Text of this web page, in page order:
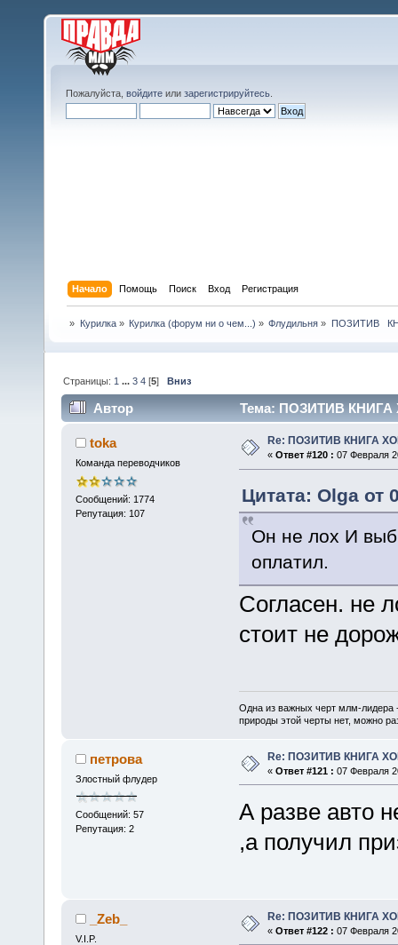
Пожалуйста, войдите или зарегистрируйтесь
Начало Помощь Поиск Вход Регистрация
» Курилка» Курилка (форум ни о чем...) » Флудильня » ПОЗИТИВ
Страницы: 1 ...3 4 [5]Вниз
Автор Тема: ПОЗИТИВ КНИГА
toka
Команда переводчиков
Сообщений: 1774
Репутация: 107
Re: ПОЗИТИВ КНИГА
« Ответ #120 : 07 Февраля
Цитата: Olga от
Он не лох И
оплатил.
Согласен. не
стоит не
Одна из важных черт млм-лидера
природы этой черты нет, можно
петрова
Злостный флудер
Сообщений: 57
Репутация: 2
Re: ПОЗИТИВ КНИГА
« Ответ #121 : 07 Февраля
А разве авто
,а получил
_Zeb_
V.I.P.
Re: ПОЗИТИВ КНИГА
« Ответ #122 : 07 Февраля